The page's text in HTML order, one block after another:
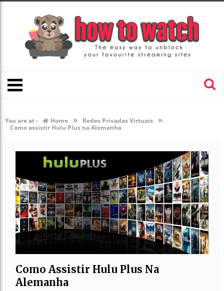
You are at : Home » Redes Privadas Virtuais »
Como assistir Hulu Plus na Alemanha
Como Assistir Hulu Plus Na
Alemanha